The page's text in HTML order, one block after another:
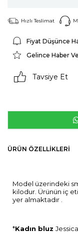
Hızlı Teslimat
Fiyat Düşünce
Gelince Haber
Tavsiye Et
ÜRÜN ÖZELLIKLERI
Model üzerindeki
kilodur. Ürünün iç
yer almaktadır .
*Kadın bluz